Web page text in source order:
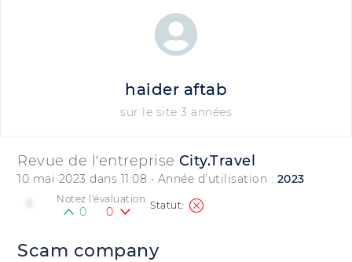
Revue de l'entreprise City.Travel
10 mai 2023 dans 11:08 • Année d'utilisation : 2023
Notez l'évaluation
0 0
Scam company
haider aftab
sur le site 3 années